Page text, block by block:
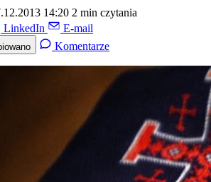
14:20 2 min czytania
LinkedIn E-mail
Komentarze